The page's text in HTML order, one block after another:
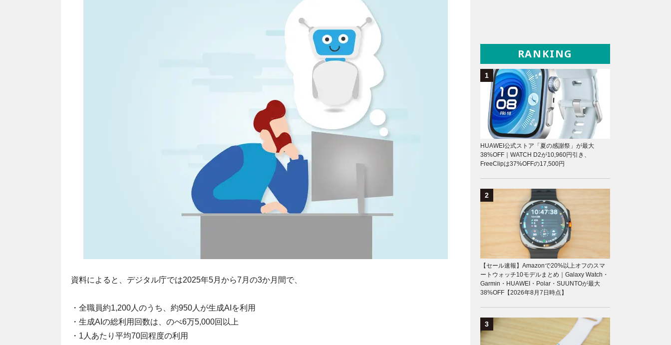
資料によると、デジタル庁では2025年5月から7月の3か月間で、
・全職員約1,200人のうち、約950人が生成AIを利用
・生成AIの総利用回数は、のべ6万5,000回以上
・1人あたり平均70回程度の利用
RANKING
HUAWEI公式ストア「夏の感謝祭」が最大
38%OFF｜WATCH D2が10,960円引き、
FreeClipは37%OFFの17,500円
【セール速報】Amazonで20%以上オフのスマ
ートウォッチ10モデルまとめ｜Galaxy Watch・
Garmin・HUAWEI・Polar・SUUNTOが最大
38%OFF【2026年8月7日時点】